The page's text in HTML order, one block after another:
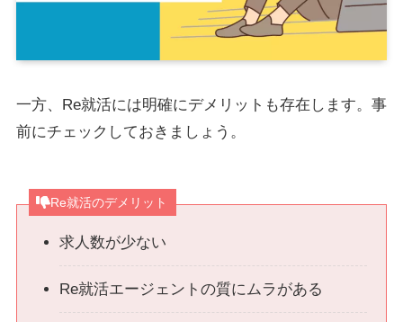
一方、Re就活には明確にデメリットも存在します。事
前にチェックしておきましょう。
Re就活のデメリット
求人数が少ない
Re就活エージェントの質にムラがある